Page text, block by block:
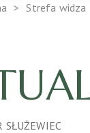
Strefa widza
SŁUŻEWIEC